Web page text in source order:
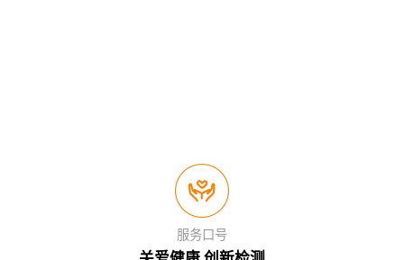
服务口号